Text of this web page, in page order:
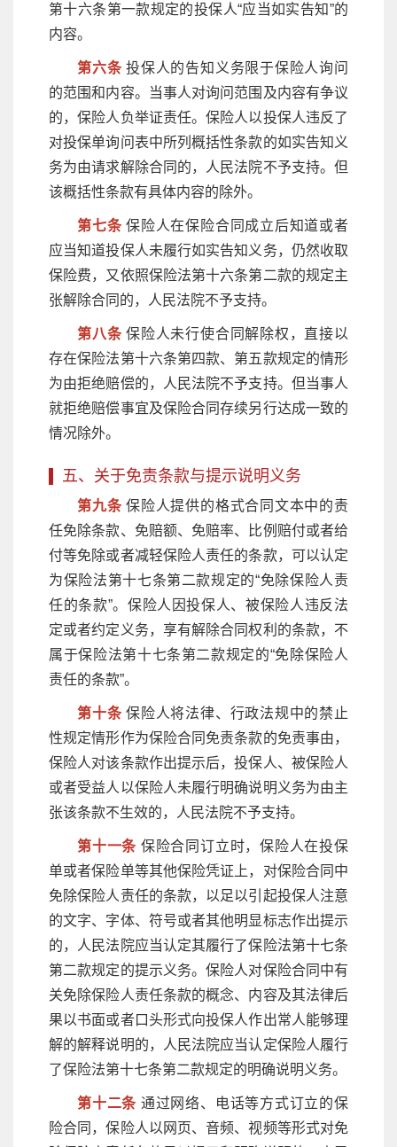
第十六条第一款规定的投保人“应当如实告知”的
内容。
第六条投保人的告知义务限于保险人询问
的范围和内容。当事人对询问范围及内容有争议
的，保险人负举证责任。保险人以投保人违反了
对投保单询问表中所列概括性条款的如实告知义
务为由请求解除合同的，人民法院不予支持。但
该概括性条款有具体内容的除外。
第七条保险人在保险合同成立后知道或者
应当知道投保人未履行如实告知义务，仍然收取
保险费，又依照保险法第十六条第二款的规定主
张解除合同的，人民法院不予支持。
第八条保险人未行使合同解除权，直接以
存在保险法第十六条第四款、第五款规定的情形
为由拒绝赔偿的，人民法院不予支持。但当事人
就拒绝赔偿事宜及保险合同存续另行达成一致的
情况除外。
五、关于免责条款与提示说明义务
第九条保险人提供的格式合同文本中的责
任免除条款、免赔额、免赔率、比例赔付或者给
付等免除或者减轻保险人责任的条款，可以认定
为保险法第十七条第二款规定的“免除保险人责
任的条款”。保险人因投保人、被保险人违反法
定或者约定义务，享有解除合同权利的条款，不
属于保险法第十七条第二款规定的“免除保险人
责任的条款”。
第十条保险人将法律、行政法规中的禁止
性规定情形作为保险合同免责条款的免责事由，
保险人对该条款作出提示后，投保人、被保险人
或者受益人以保险人未履行明确说明义务为由主
张该条款不生效的，人民法院不予支持。
第十一条 保险合同订立时，保险人在投保
单或者保险单等其他保险凭证上，对保险合同中
免除保险人责任的条款，以足以引起投保人注意
的文字、字体、符号或者其他明显标志作出提示
的，人民法院应当认定其履行了保险法第十七条
第二款规定的提示义务。保险人对保险合同中有
关免除保险人责任条款的概念、内容及其法律后
果以书面或者口头形式向投保人作出常人能够理
解的解释说明的，人民法院应当认定保险人履行
了保险法第十七条第二款规定的明确说明义务。
第十二条 通过网络、电话等方式订立的保
险合同，保险人以网页、音频、视频等形式对免